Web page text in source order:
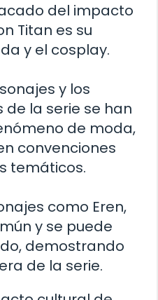
del impacto
Titan es su
y el cosplay.
y los
la serie se han
de moda,
convenciones
temáticos.
como Eren,
y se puede
demostrando
de la serie.